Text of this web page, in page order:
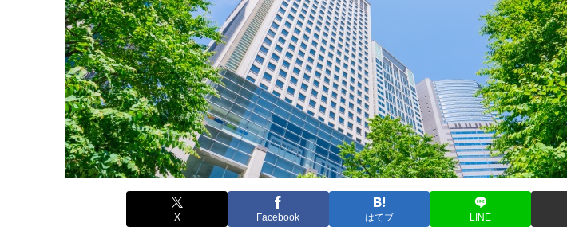
X Facebook はてブ LINE